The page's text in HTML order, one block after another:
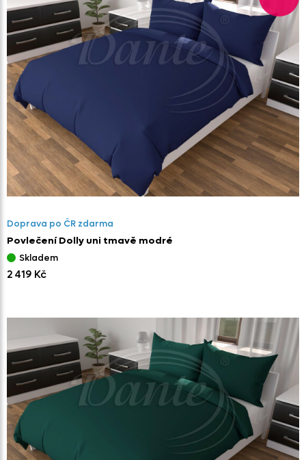
Doprava po ČR zdarma
Povlečení Dolly uni tmavě modré
Skladem
2 419 Kč